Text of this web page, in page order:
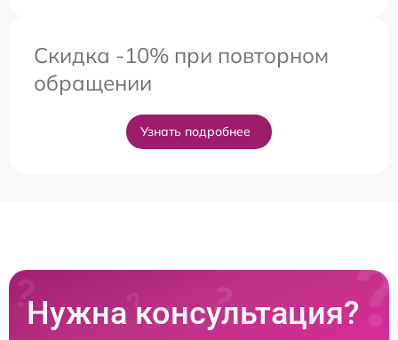
Скидка -10% при повторном
обращении
Узнать подробнее
Нужна консультация?